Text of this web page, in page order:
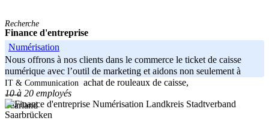
Recherche
Finance d'entreprise
Numérisation
Nous offrons à nos clients dans le commerce le ticket de caisse
numérique avec l’outil de marketing et aidons non seulement à
économiser lors de l’achat de rouleaux de caisse,
-----
Saarland
IT & Communication
10 à 20 employés
Landkreis Stadtverband
Saarbrücken